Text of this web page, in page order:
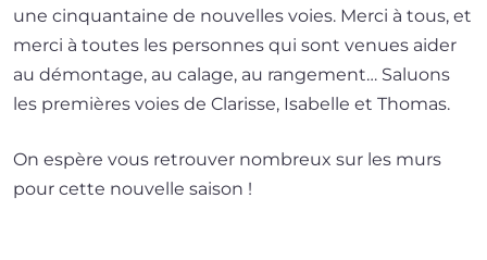
une cin­quan­taine de nou­velles voies. Merci à tous, et
mer­ci à toutes les per­sonnes qui sont venues aider
au démon­tage, au calage, au ran­ge­ment… Saluons
les pre­mières voies de Clarisse, Isabelle et Thomas.
On espère vous retrou­ver nom­breux sur les murs
pour cette nou­velle saison !